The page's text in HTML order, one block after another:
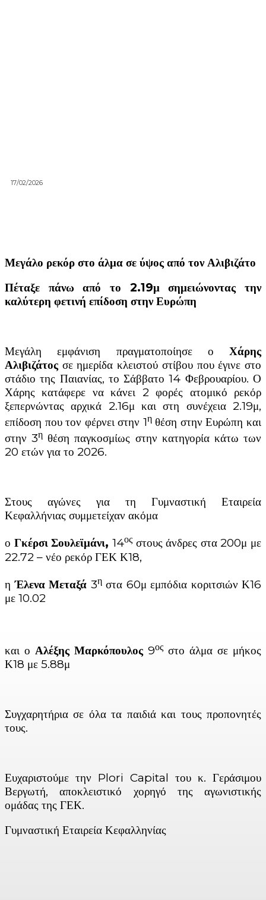
17/02/2026
Μεγάλο ρεκόρ στο άλμα σε ύψος από τον Αλιβιζάτο
Πέταξε πάνω από το 2.19μ σημειώνοντας την
καλύτερη φετινή επίδοση στην Ευρώπη
Μεγάλη εμφάνιση πραγματοποίησε ο Χάρης
Αλιβιζάτος σε ημερίδα κλειστού στίβου που έγινε στο
στάδιο της Παιανίας, το Σάββατο 14 Φεβρουαρίου. Ο
Χάρης κατάφερε να κάνει 2 φορές ατομικό ρεκόρ
ξεπερνώντας αρχικά 2.16μ και στη συνέχεια 2.19μ,
επίδοση που τον φέρνει στην 1ηθέση στην Ευρώπη και
στην 3η θέση παγκοσμίως στην κατηγορία κάτω των
20 ετών για το 2026.
Στους αγώνες για τη Γυμναστική Εταιρεία
Κεφαλλήνιας συμμετείχαν ακόμα
ο Γκέρσι Σουλεϊμάνι, 14οςστους άνδρες στα 200μ με
22.72 – νέο ρεκόρ ΓΕΚ Κ18,
ηΈλενα Μεταξά 3ηστα 60μ εμπόδια κοριτσιών Κ16
με 10.02
και ο Αλέξης Μαρκόπουλος 9οςστο άλμα σε μήκος
Κ18 με 5.88μ
Συγχαρητήρια σε όλα τα παιδιά και τους προπονητές
τους.
Ευχαριστούμε την Plori Capital του κ. Γεράσιμου
Βεργωτή, αποκλειστικό χορηγό της αγωνιστικής
ομάδας της ΓΕΚ.
Γυμναστική Εταιρεία Κεφαλληνίας